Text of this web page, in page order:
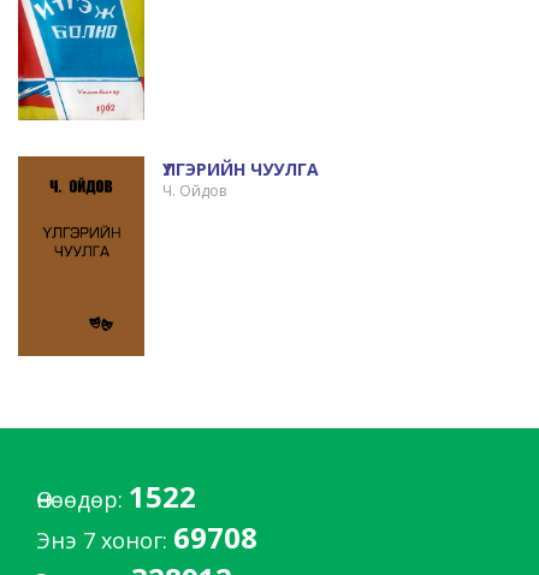
ҮЛГЭРИЙН ЧУУЛГА
Ч. Ойдов
Өнөөдөр: 1522
Энэ 7 хоног: 69708